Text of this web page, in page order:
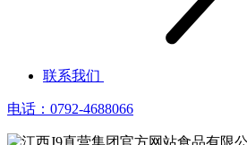
联系我们
电话：0792-4688066